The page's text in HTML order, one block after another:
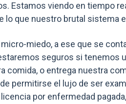
Estamos viendo en tiempo
que nuestro brutal sistema
miedo, a ese que se
seguros si tenemos
comida, o entrega nuestra
permitirse el lujo de ser
por enfermedad